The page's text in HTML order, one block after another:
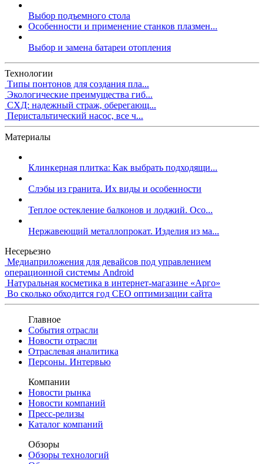
Выбор подъемного стола
Особенности и применение станков плазмен...
Выбор и замена батареи отопления
Технологии
Типы понтонов для создания пла...
Экологические преимущества гиб...
СХД: надежный страж, оберегающ...
Перистальтический насос, все ч...
Материалы
Клинкерная плитка: Как выбрать подходящи...
Слэбы из гранита. Их виды и особенности
Теплое остекление балконов и лоджий. Осо...
Нержавеющий металлопрокат. Изделия из ма...
Несерьезно
Медиаприложения для девайсов под управлением
операционной системы Android
Натуральная косметика в интернет-магазине «Арго»
Во сколько обходится год СЕО оптимизации сайта
Главное
События отрасли
Новости отрасли
Отраслевая аналитика
Персоны. Интервью
Компании
Новости рынка
Новости компаний
Пресс-релизы
Каталог компаний
Обзоры
Обзоры технологий